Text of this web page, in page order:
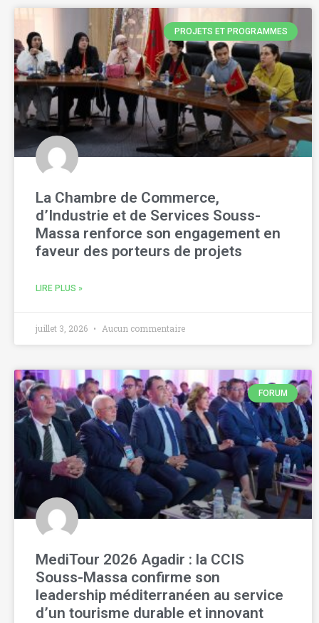
PROJETS ET PROGRAMMES
La Chambre de Commerce,
d’Industrie et de Services Souss-
Massa renforce son engagement en
faveur des porteurs de projets
LIRE PLUS »
juillet 3, 2026 Aucun commentaire
FORUM
MediTour 2026 Agadir : la CCIS
Souss-Massa confirme son
leadership méditerranéen au service
d’un tourisme durable et innovant